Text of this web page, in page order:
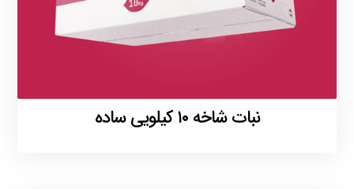
نبات شاخه ۱۰ کیلویی ساده